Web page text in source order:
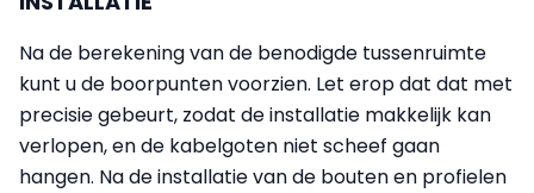
Na de berekening van de benodigde tussenruimte
kunt u de boorpunten voorzien. Let erop dat dat met
precisie gebeurt, zodat de installatie makkelijk kan
verlopen, en de kabelgoten niet scheef gaan
hangen. Na de installatie van de bouten en profielen